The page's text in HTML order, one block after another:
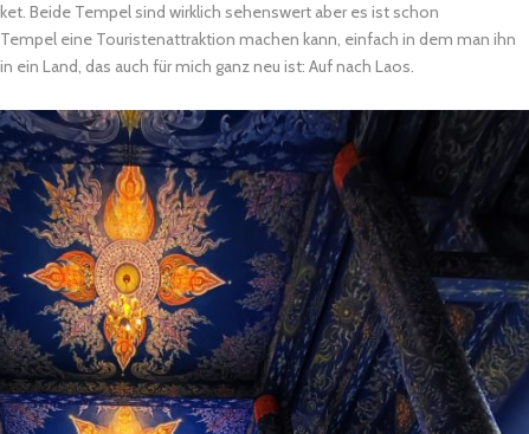
Beide Tempel sind wirklich sehenswert aber es ist schon
eine Touristenattraktion machen kann, einfach in dem man ihn
ein Land, das auch für mich ganz neu ist: Auf nach Laos.